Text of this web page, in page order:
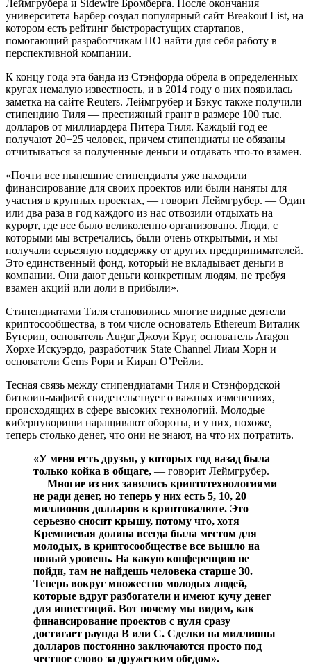
Леймгрубера и Sidewire Бромберга. После окончания
университета Барбер создал популярный сайт Breakout List, на
котором есть рейтинг быстрорастущих стартапов,
помогающий разработчикам ПО найти для себя работу в
перспективной компании.
К концу года эта банда из Стэнфорда обрела в определенных
кругах немалую известность, и в 2014 году о них появилась
заметка на сайте Reuters. Леймгрубер и Бэкус также получили
стипендию Тиля — престижный грант в размере 100 тыс.
долларов от миллиардера Питера Тиля. Каждый год ее
получают 20−25 человек, причем стипендиаты не обязаны
отчитываться за полученные деньги и отдавать что-то взамен.
«Почти все нынешние стипендиаты уже находили
финансирование для своих проектов или были наняты для
участия в крупных проектах, — говорит Леймгрубер. — Один
или два раза в год каждого из нас отвозили отдыхать на
курорт, где все было великолепно организовано. Люди, с
которыми мы встречались, были очень открытыми, и мы
получали серьезную поддержку от других предпринимателей.
Это единственный фонд, который не вкладывает деньги в
компании. Они дают деньги конкретным людям, не требуя
взамен акций или доли в прибыли».
Стипендиатами Тиля становились многие видные деятели
криптосообщества, в том числе основатель Ethereum Виталик
Бутерин, основатель Augur Джоуи Круг, основатель Aragon
Хорхе Искуэрдо, разработчик State Channel Лиам Хорн и
основатели Gems Рори и Киран О’Рейли.
Тесная связь между стипендиатами Тиля и Стэнфордской
биткоин-мафией свидетельствует о важных изменениях,
происходящих в сфере высоких технологий. Молодые
кибернувориши наращивают обороты, и у них, похоже,
теперь столько денег, что они не знают, на что их потратить.
«У меня есть друзья, у которых год назад была
только койка в общаге, — говорит Леймгрубер.
— Многие из них занялись криптотехнологиями
не ради денег, но теперь у них есть 5, 10, 20
миллионов долларов в криптовалюте. Это
серьезно сносит крышу, потому что, хотя
Кремниевая долина всегда была местом для
молодых, в криптосообществе все вышло на
новый уровень. На какую конференцию не
пойди, там не найдешь человека старше 30.
Теперь вокруг множество молодых людей,
которые вдруг разбогатели и имеют кучу денег
для инвестиций. Вот почему мы видим, как
финансирование проектов с нуля сразу
достигает раунда B или C. Сделки на миллионы
долларов постоянно заключаются просто под
честное слово за дружеским обедом».